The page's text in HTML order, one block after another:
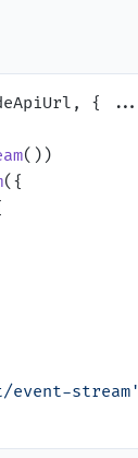
())
({
stream'